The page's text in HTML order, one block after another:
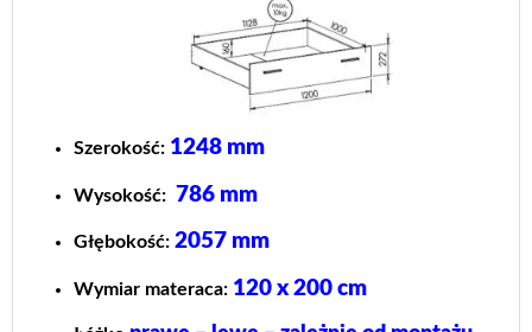
Szerokość: 1248 mm
Wysokość: 786 mm
Głębokość: 2057 mm
Wymiar materaca: 120 x 200 cm